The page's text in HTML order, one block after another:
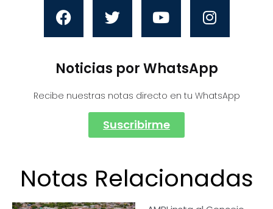
Noticias por WhatsApp
Recibe nuestras notas directo en tu WhatsApp
Suscribirme
Notas Relacionadas